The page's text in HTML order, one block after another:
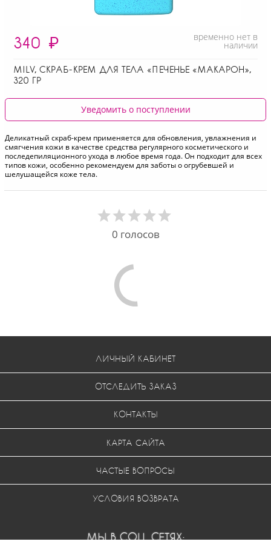
340 ₽ временно нет в
наличии
MILV, СКРАБ-КРЕМ ДЛЯ ТЕЛА «ПЕЧЕНЬЕ «МАКАРОН»,
320 ГР
Уведомить о поступлении
Деликатный скраб-крем применяется для обновления, увлажнения и
смягчения кожи в качестве средства регулярного косметического и
последепиляционного ухода в любое время года. Он подходит для всех
типов кожи, особенно рекомендуем для заботы о огрубевшей и
шелушащейся коже тела.
0 голосов
ЛИЧНЫЙ КАБИНЕТ
ОТСЛЕДИТЬ ЗАКАЗ
КОНТАКТЫ
КАРТА САЙТА
ЧАСТЫЕ ВОПРОСЫ
УСЛОВИЯ ВОЗВРАТА
МЫ В СОЦ. СЕТЯХ: